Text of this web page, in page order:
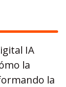
IA
la
la